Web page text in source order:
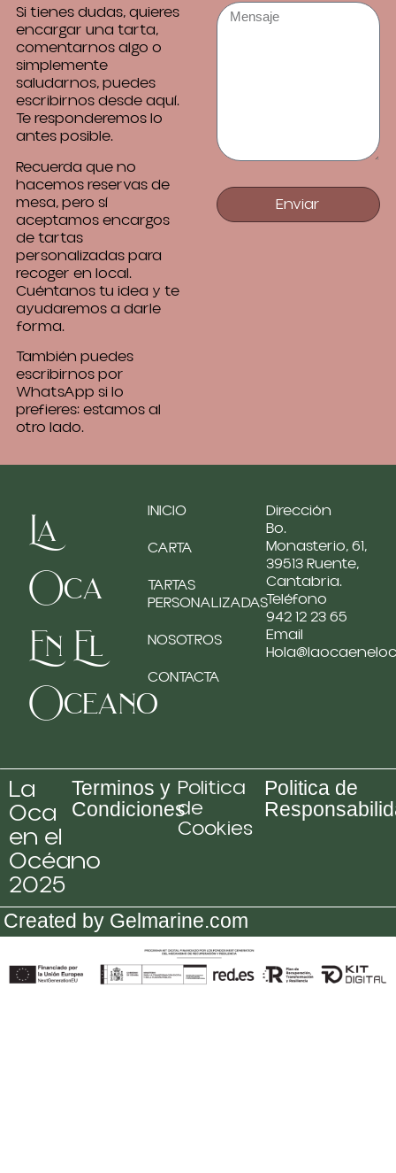
Si tienes dudas, quieres
encargar una tarta,
comentarnos algo o
simplemente
saludarnos, puedes
escribirnos desde aquí.
Te responderemos lo
antes posible.
Recuerda que no
hacemos reservas de
mesa, pero sí
aceptamos encargos
de tartas
personalizadas para
recoger en local.
Cuéntanos tu idea y te
ayudaremos a darle
forma.
También puedes
escribirnos por
WhatsApp si lo
prefieres: estamos al
otro lado.
Enviar
La
Oca
En El
Oceano
INICIO
CARTA
TARTAS
PERSONALIZADAS
NOSOTROS
CONTACTA
Dirección
Bo.
Monasterio, 61,
39513 Ruente,
Cantabria.
Teléfono
942 12 23 65
Email
La
Oca
en el
Océano
2025
Terminos y
Condiciones
Politica
de
Cookies
Politica de
Created by Gelmarine.com